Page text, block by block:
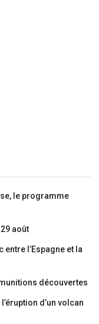
le programme
août
l’Espagne et la
découvertes
d’un volcan